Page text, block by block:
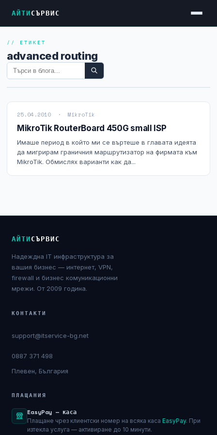
АЙТИСЪРВИС
Услуги
Достъп до Интернет
Видеонаблюдение
Фирмени мрежи
Firewall и VPN
Хостинг и VPS сървъри
Колокация на сървъри
Общи условия
Блог
// ЕТИКЕТ
advanced routing
25.04.2010 · MikroTik
MikroTik RouterBoard 450G small ISP
Имаше период в който ми се въртеше в главата идеята
да мигрирам граничния маршрутизатор на фирмата към
MikroTik. Обмислях варианти как да...
АЙТИСЪРВИС
Надеждна IT инфраструктура за
вашия бизнес — интернет, VPN,
firewall и бизнес комуникационни
мрежи. От 2009 година.
КОНТАКТИ
support@itservice-bg.net
0887 371 498
Плевен, България
ПЛАЩАНИЯ
EasyPay — каса
Плащане чрез клиентски номер на всяка каса EasyPay. При
изтекла услуга — активиране до 10 минути.